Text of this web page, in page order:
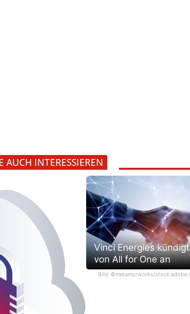
AUCH INTERESSIEREN
Vinci Energies
von All for One an
Bild: ©metamorworks/